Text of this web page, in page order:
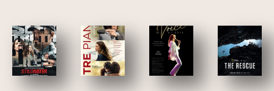
3123 3129 3135 3148